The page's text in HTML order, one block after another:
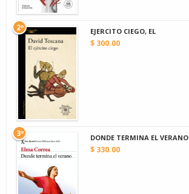
EJERCITO CIEGO, EL
$ 300.00
2º
DONDE TERMINA EL VERANO
$ 330.00
3º